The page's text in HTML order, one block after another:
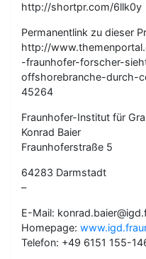
http://shortpr.com/6llk0y
Permanentlink zu dieser
http://
-fraunhofer-forscher-
offshorebranche-durch-
45264
Fraunhofer-Institut für
Konrad Baier
Fraunhoferstraße 5
64283 Darmstadt
–
E-Mail:
Homepage:
Telefon: +49 6151 155-